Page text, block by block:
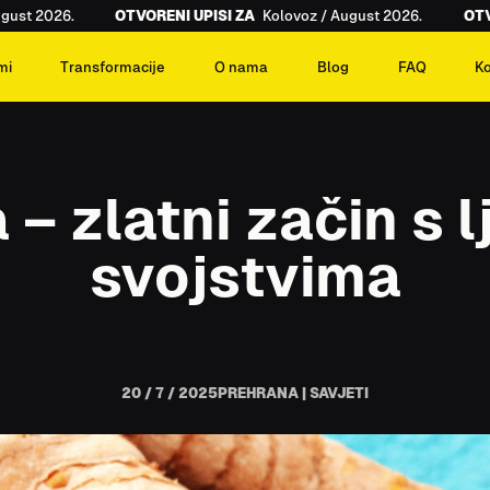
2026. OTVORENI UPISI ZA Kolovoz / August 2026.
Transformacije O nama Blog FAQ
– zlatni začin s
svojstvima
20 / 7 / 2025 PREHRANA | SAVJETI